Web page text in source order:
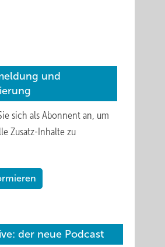
und
sich als Abonnent an, um
Zusatz-Inhalte zu
der neue Podcast